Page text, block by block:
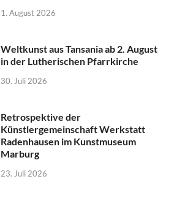
1. August 2026
Weltkunst aus Tansania ab 2. August
in der Lutherischen Pfarrkirche
30. Juli 2026
Retrospektive der
Künstlergemeinschaft Werkstatt
Radenhausen im Kunstmuseum
Marburg
23. Juli 2026